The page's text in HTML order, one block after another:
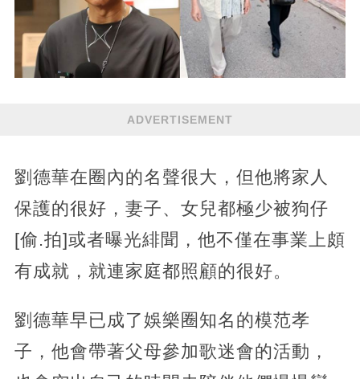
ADVERTISEMENT
劉德華在圈內的名聲很大，但他將家人
保護的很好，妻子、女兒都極少被狗仔
[偷.拍]或者曝光緋聞，他不僅在事業上頗
有成就，就連家庭都照顧的很好。
劉德華早已成了娛樂圈知名的模范孝
子，他會帶著父母參加歌迷會的活動，